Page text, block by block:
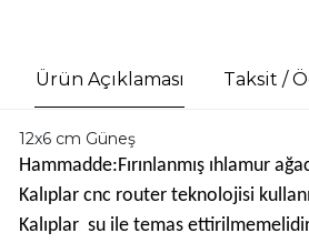
Ürün Açıklaması Taksit /
12x6 cm Güneş
Hammadde:Fırınlanmış ıhlamur
Kalıplar cnc router teknolojisi
Kalıplar su ile temas